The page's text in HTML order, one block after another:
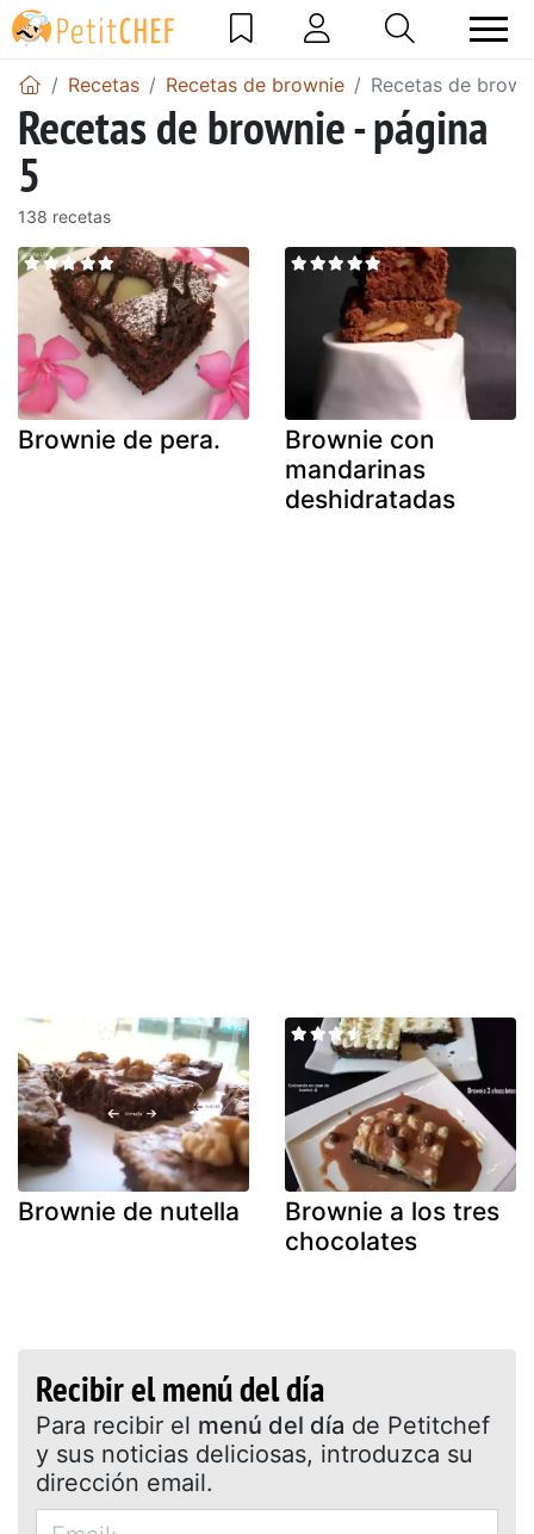
Recetas Recetas de brownie Recetas de
Recetas de brownie - página
5
138 recetas
Brownie de pera.
Brownie con
mandarinas
deshidratadas
Brownie de nutella
Brownie a los tres
chocolates
Recibir el menú del día
Para recibir el menú del día de Petitchef
y sus noticias deliciosas, introduzca su
dirección email.